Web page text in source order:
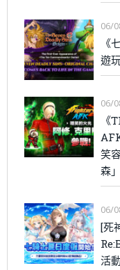
06/
《
遊
06/
《
笑
森
06/
[死
活動